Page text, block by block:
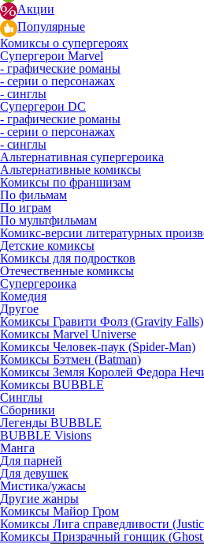
Акции
Популярные
Комиксы о супергероях
Супергерои Marvel
- графические романы
- серии о персонажах
- синглы
Супергерои DC
- графические романы
- серии о персонажах
- синглы
Альтернативная супергероика
Альтернативные комиксы
Комиксы по франшизам
По фильмам
По играм
По мультфильмам
Комикс-версии литературных
Детские комиксы
Комиксы для подростков
Отечественные комиксы
Супергероика
Комедия
Другое
Комиксы Гравити Фолз (Gravity Falls)
Комиксы Marvel Universe
Комиксы Человек-паук (Spider-Man)
Комиксы Бэтмен (Batman)
Комиксы Земля Королей Федора
Комиксы BUBBLE
Синглы
Сборники
Легенды BUBBLE
BUBBLE Visions
Манга
Для парней
Для девушек
Мистика/ужасы
Другие жанры
Комиксы Майор Гром
Комиксы Лига справедливости
Комиксы Призрачный гонщик (Ghost